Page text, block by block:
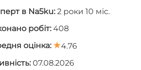
в Na5ku: 2 роки 10 міс.
робіт: 408
оцінка:
4.76
07.08.2026